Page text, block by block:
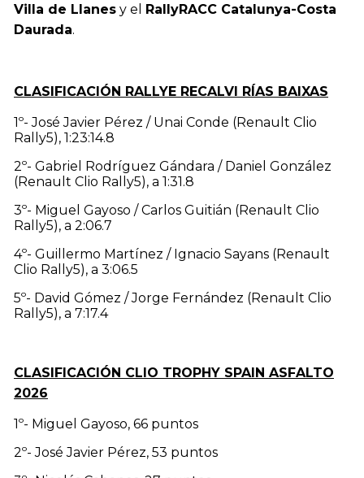
Villa de Llanes y el RallyRACC Catalunya-Costa
Daurada.
CLASIFICACIÓN RALLYE RECALVI RÍAS BAIXAS
1º- José Javier Pérez / Unai Conde (Renault Clio
Rally5), 1:23:14.8
2º- Gabriel Rodríguez Gándara / Daniel González
(Renault Clio Rally5), a 1:31.8
3º- Miguel Gayoso / Carlos Guitián (Renault Clio
Rally5), a 2:06.7
4º- Guillermo Martínez / Ignacio Sayans (Renault
Clio Rally5), a 3:06.5
5º- David Gómez / Jorge Fernández (Renault Clio
Rally5), a 7:17.4
CLASIFICACIÓN CLIO TROPHY SPAIN ASFALTO
2026
1º- Miguel Gayoso, 66 puntos
2º- José Javier Pérez, 53 puntos